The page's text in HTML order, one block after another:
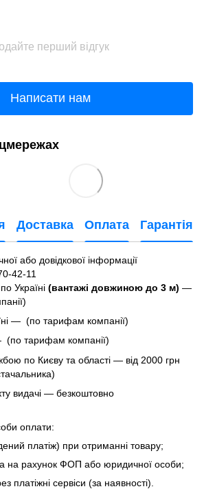
перший відгук
Написати нам
Доставка Оплата Гарантія
або довідкової інформації
42-11
Україні (вантажі довжиною до 3 м) —
— (по тарифам компанії)
(по тарифам компанії)
по Києву та області — від 2000 грн
видачі — безкоштовно
оплати:
платіж) при отриманні товару;
на рахунок ФОП або юридичної особи;
платіжні сервіси (за наявності).